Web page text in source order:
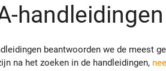
handleidingen
beantwoorden we de meest
na het zoeken in de handleidingen,